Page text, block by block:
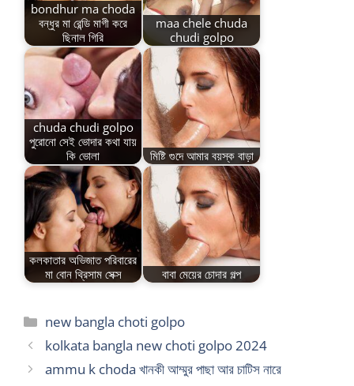
bondhur ma choda
বন্ধুর মা রেন্ডি মাগী করে
ছিনাল গিরি
maa chele chuda
chudi golpo
chuda chudi golpo
পুরোনো সেই ভোদার কথা যায়
কি ভোলা
মিষ্টি গুদে আমার বয়স্ক বাড়া
কলকাতার অভিজাত পরিবারের
মা বোন থ্রিসাম সেক্স
বাবা মেয়ের চোদার গল্প
Categories
new bangla choti golpo
kolkata bangla new choti golpo 2024
ammu k choda খানকী আম্মুর পাছা আর চাটিস নারে